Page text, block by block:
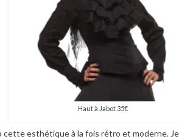
Haut à Jabot 35€
cette esthétique à la fois rétro et moderne.